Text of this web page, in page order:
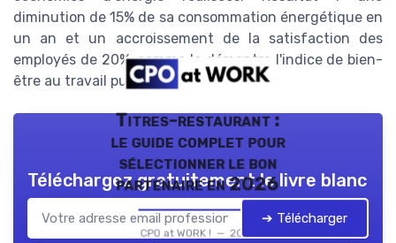
diminution de 15% de sa consommation énergétique en
un an et un accroissement de la satisfaction des
employés de 20%, comme le démontre l'indice de bien-
être au travail publié annuellement.
Titres-restaurant :
le guide complet pour
sélectionner le bon
partenaire en 2026
CPO at WORK ! — 2026
Téléchargez gratuitement le livre blanc
➔ Télécharger